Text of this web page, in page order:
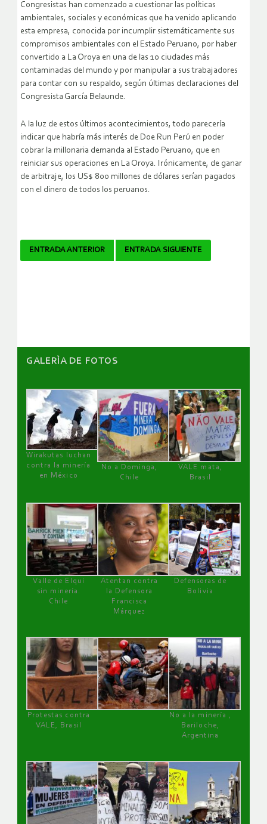
Congresistas han comenzado a cuestionar las políticas
ambientales, sociales y económicas que ha venido aplicando
esta empresa, conocida por incumplir sistemáticamente sus
compromisos ambientales con el Estado Peruano, por haber
convertido a La Oroya en una de las 10 ciudades más
contaminadas del mundo y por manipular a sus trabajadores
para contar con su respaldo, según últimas declaraciones del
Congresista García Belaunde.
A la luz de estos últimos acontecimientos, todo parecería
indicar que habría más interés de Doe Run Perú en poder
cobrar la millonaria demanda al Estado Peruano, que en
reiniciar sus operaciones en La Oroya. Irónicamente, de ganar
de arbitraje, los US$ 800 millones de dólares serían pagados
con el dinero de todos los peruanos.
Navegador
ENTRADA ANTERIOR ENTRADA SIGUIENTE
GALERÌA DE FOTOS
Wirakutas luchan
contra la minería
en México
No a Dominga,
Chile
VALE mata,
Brasil
Valle de Elqui
sin minería.
Chile
Atentan contra
la Defensora
Francisca
Márquez
Defensoras de
Bolivia
Protestas contra
VALE, Brasil
No a la minería ,
Bariloche,
Argentina